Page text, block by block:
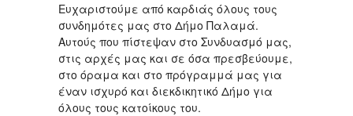
Ευχαριστούμε από καρδιάς όλους τους
συνδημότες μας στο Δήμο Παλαμά.
Αυτούς που πίστεψαν στο Συνδυασμό μας,
στις αρχές μας και σε όσα πρεσβεύουμε,
στο όραμα και στο πρόγραμμά μας για
έναν ισχυρό και διεκδικητικό Δήμο για
όλους τους κατοίκους του.